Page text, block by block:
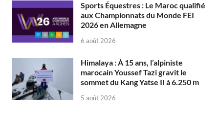
Sports Équestres : Le Maroc qualifié
aux Championnats du Monde FEI
2026 en Allemagne
6 août 2026
Himalaya : À 15 ans, l’alpiniste
marocain Youssef Tazi gravit le
sommet du Kang Yatse II à 6.250 m
5 août 2026